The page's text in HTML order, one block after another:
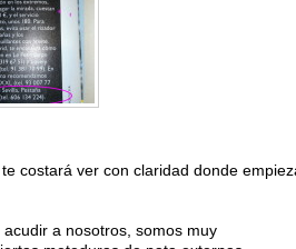
costará ver con claridad donde
a nosotros, somos muy